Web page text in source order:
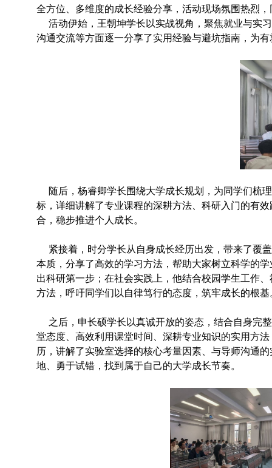
全方位、多维度的成长经验分享，活动现场氛围热烈
活动伊始，王朝坤学长以实战视角，聚焦就业与实
沟通交流等方面逐一分享了实用经验与避坑指南，为
随后，杨睿卿学长围绕大学成长规划，为同学们梳
标，详细讲解了专业课程的深耕方法、科研入门的有
合，稳步推进个人成长。
紧接着，时分学长从自身成长经历出发，带来了覆
本质，分享了高效的学习方法，帮助大家树立科学的
出科研第一步；在社会实践上，他结合校园学生工作
方法，呼吁同学们以自律笃行的态度，筑牢成长的根基
之后，申长硕学长以真诚开放的姿态，结合自身完
堂态度、高效利用课堂时间、深耕专业知识的实用方
历，讲解了实验室选择的核心考量因素、与导师沟通
地、勇于试错，找到属于自己的大学成长节奏。